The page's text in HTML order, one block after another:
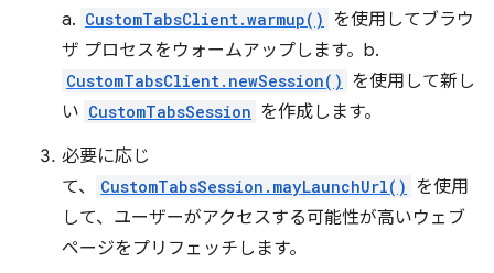
a. CustomTabsClient.warmup() を使用してブラウ
ザ プロセスをウォームアップします。b.
CustomTabsClient.newSession() を使用して新し
い CustomTabsSession を作成します。
必要に応じ
て、
CustomTabsSession.mayLaunchUrl() を使用
して、ユーザーがアクセスする可能性が高いウェブ
ページをプリフェッチします。